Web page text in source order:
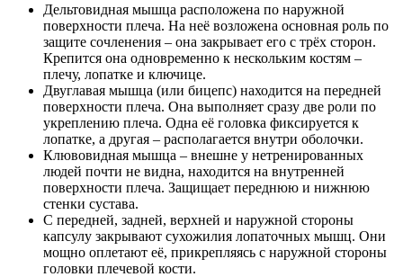
Дельтовидная мышца расположена по наружной
поверхности плеча. На неё возложена основная роль по
защите сочленения – она закрывает его с трёх сторон.
Крепится она одновременно к нескольким костям –
плечу, лопатке и ключице.
Двуглавая мышца (или бицепс) находится на передней
поверхности плеча. Она выполняет сразу две роли по
укреплению плеча. Одна её головка фиксируется к
лопатке, а другая – располагается внутри оболочки.
Клювовидная мышца – внешне у нетренированных
людей почти не видна, находится на внутренней
поверхности плеча. Защищает переднюю и нижнюю
стенки сустава.
С передней, задней, верхней и наружной стороны
капсулу закрывают сухожилия лопаточных мышц. Они
мощно оплетают её, прикрепляясь с наружной стороны
головки плечевой кости.